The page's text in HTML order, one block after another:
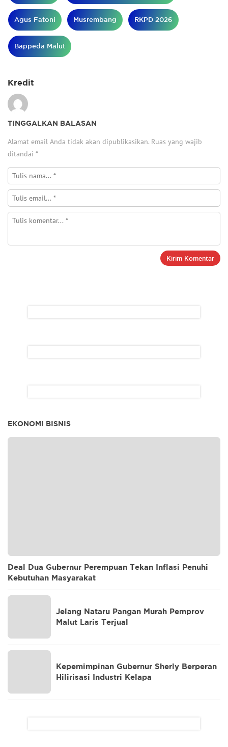
Agus Fatoni Musrembang RKPD 2026
Bappeda Malut
Kredit
TINGGALKAN BALASAN
Alamat email Anda tidak akan dipublikasikan. Ruas yang wajib
ditandai *
EKONOMI BISNIS
Deal Dua Gubernur Perempuan Tekan Inflasi Penuhi
Kebutuhan Masyarakat
Jelang Nataru Pangan Murah Pemprov
Malut Laris Terjual
Kepemimpinan Gubernur Sherly Berperan
Hilirisasi Industri Kelapa